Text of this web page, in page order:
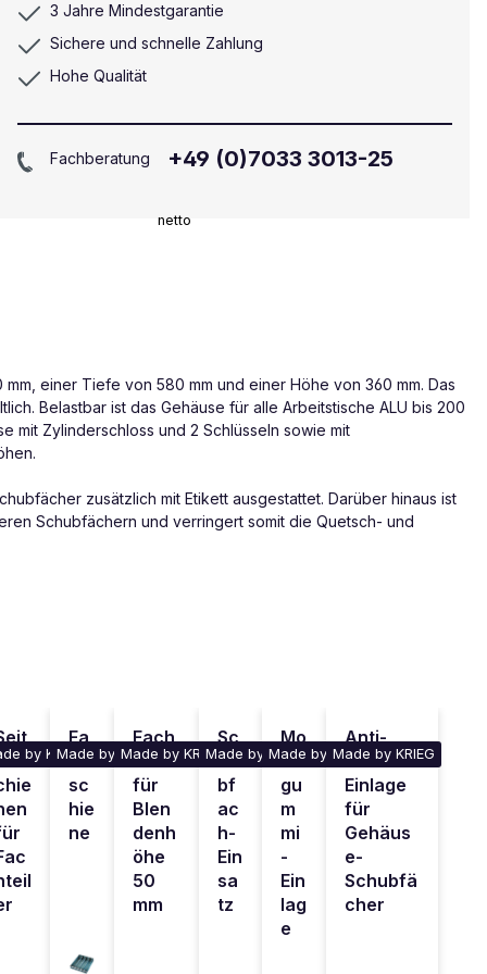
netto
3 Jahre Mindestgarantie
Sichere und schnelle Zahlung
Hohe Qualität
Fachberatung +49 (0)7033 3013-25
einer Tiefe von 580 mm und einer Höhe von 360 mm. Das
Belastbar ist das Gehäuse für alle Arbeitstische ALU bis 200
mit Zylinderschloss und 2 Schlüsseln sowie mit
zusätzlich mit Etikett ausgestattet. Darüber hinaus ist
Schubfächern und verringert somit die Quetsch- und
by KRIEGMade by KRIEG
Fa
ch
sc
hie
ne
Made by KRIEG
Fach
teiler
für
Blen
denh
öhe
50
mm
Made by KRIEG
Sc
hu
bf
ac
h-
Ein
sa
tz
Made by KRIEG
Mo
os
gu
m
mi
-
Ein
lag
e
Made by KRIEG
Anti-
Rutsch-
Einlage
für
Gehäus
e-
Schubfä
cher